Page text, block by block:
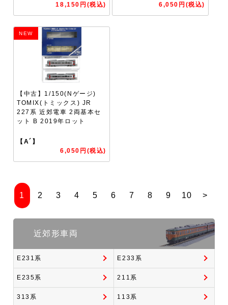
18,150円(税込)
6,050円(税込)
NEW
【中古】1/150(Nゲージ)
TOMIX(トミックス) JR
227系 近郊電車 2両基本セ
ット B 2019年ロット
【A´】
6,050円(税込)
1 2 3 4 5 6 7 8 9 10 >
近郊形車両
E231系 E233系
E235系 211系
313系 113系